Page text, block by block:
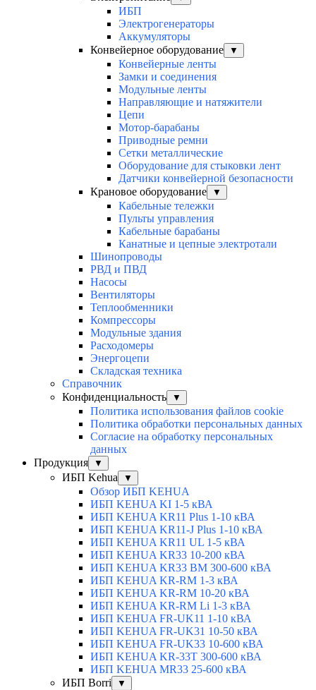
ИБП
Электрогенераторы
Аккумуляторы
Конвейерное оборудование
▼
Конвейерные ленты
Замки и соединения
Модульные ленты
Направляющие и натяжители
Цепи
Мотор-барабаны
Приводные ремни
Сетки металлические
Оборудование для стыковки лент
Датчики конвейерной безопасности
Крановое оборудование
▼
Кабельные тележки
Пульты управления
Кабельные барабаны
Канатные и цепные электротали
Шинопроводы
РВД и ПВД
Насосы
Вентиляторы
Теплообменники
Компрессоры
Модульные здания
Расходомеры
Энергоцепи
Складская техника
Справочник
Конфиденциальность
▼
Политика использования файлов cookie
Политика обработки персональных данных
Согласие на обработку персональных
данных
Продукция
▼
ИБП Kehua ▼
Обзор ИБП KEHUA
ИБП KEHUA KI 1-5 кВА
ИБП KEHUA KR11 Plus 1-10 кВА
ИБП KEHUA KR11-J Plus 1-10 кВА
ИБП KEHUA KR11 UL 1-5 кВА
ИБП KEHUA KR33 10-200 кВА
ИБП KEHUA KR33 BM 300-600 кВА
ИБП KEHUA KR-RM 1-3 кВА
ИБП KEHUA KR-RM 10-20 кВА
ИБП KEHUA KR-RM Li 1-3 кВА
ИБП KEHUA FR-UK11 1-10 кВА
ИБП KEHUA FR-UK31 10-50 кВА
ИБП KEHUA FR-UK33 10-600 кВА
ИБП KEHUA KR-33T 300-600 кВА
ИБП KEHUA MR33 25-600 кВА
ИБП Borri
▼